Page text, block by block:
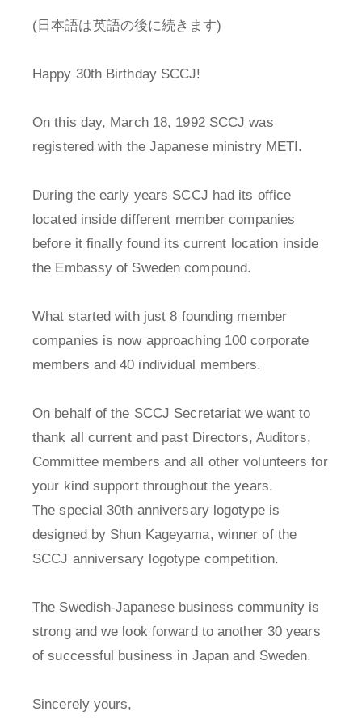
(日本語は英語の後に続きます)
Happy 30th Birthday SCCJ!
On this day, March 18, 1992 SCCJ was
registered with the Japanese ministry METI.
During the early years SCCJ had its office
located inside different member companies
before it finally found its current location inside
the Embassy of Sweden compound.
What started with just 8 founding member
companies is now approaching 100 corporate
members and 40 individual members.
On behalf of the SCCJ Secretariat we want to
thank all current and past Directors, Auditors,
Committee members and all other volunteers for
your kind support throughout the years.
The special 30th anniversary logotype is
designed by Shun Kageyama, winner of the
SCCJ anniversary logotype competition.
The Swedish-Japanese business community is
strong and we look forward to another 30 years
of successful business in Japan and Sweden.
Sincerely yours,